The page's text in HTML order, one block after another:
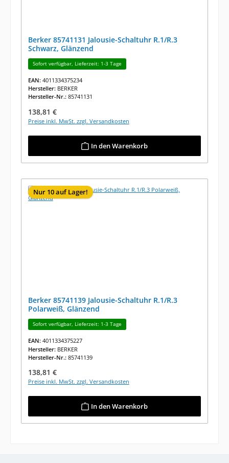
Berker 85741131 Jalousie-Schaltuhr R.1/R.3
Schwarz, Glänzend
Sofort verfügbar, Lieferzeit: 1-3 Tage
EAN: 4011334375234
Hersteller: BERKER
Hersteller-Nr.: 85741131
Regulärer Preis:
138,81 €
Preise inkl. MwSt. zzgl. Versandkosten
In den Warenkorb
Nur 10 auf Lager!
Berker 85741139 Jalousie-Schaltuhr R.1/R.3
Polarweiß, Glänzend
Sofort verfügbar, Lieferzeit: 1-3 Tage
EAN: 4011334375227
Hersteller: BERKER
Hersteller-Nr.: 85741139
Regulärer Preis:
138,81 €
Preise inkl. MwSt. zzgl. Versandkosten
In den Warenkorb